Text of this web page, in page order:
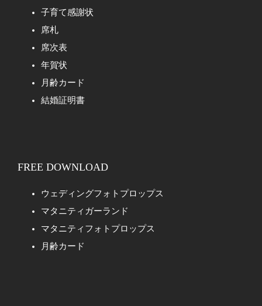
子育て感謝状
席札
席次表
年賀状
月齢カード
結婚証明書
FREE DOWNLOAD
ウェディングフォトプロップス
マタニティガーランド
マタニティフォトプロップス
月齢カード